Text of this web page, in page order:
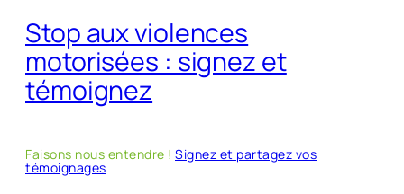
Stop aux violences
motorisées : signez et
témoignez
Faisons nous entendre ! Signez et partagez vos
témoignages